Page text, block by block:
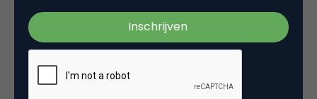
advertising conglomeraat. GroupM voert
activiteiten uit voor de mediabureaus MEC,
Mindshare, MediaCom, MediaBasics en Maxus. Dit
betreft enerzijds ondersteunende backoffice
activiteiten en anderzijds dient GroupM als